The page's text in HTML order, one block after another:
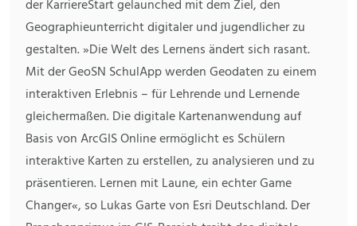
der KarriereStart gelaunched mit dem Ziel, den
Geographieunterricht digitaler und jugendlicher zu
gestalten. »Die Welt des Lernens ändert sich rasant.
Mit der GeoSN SchulApp werden Geodaten zu einem
interaktiven Erlebnis – für Lehrende und Lernende
gleichermaßen. Die digitale Kartenanwendung auf
Basis von ArcGIS Online ermöglicht es Schülern
interaktive Karten zu erstellen, zu analysieren und zu
präsentieren. Lernen mit Laune, ein echter Game
Changer«, so Lukas Garte von Esri Deutschland. Der